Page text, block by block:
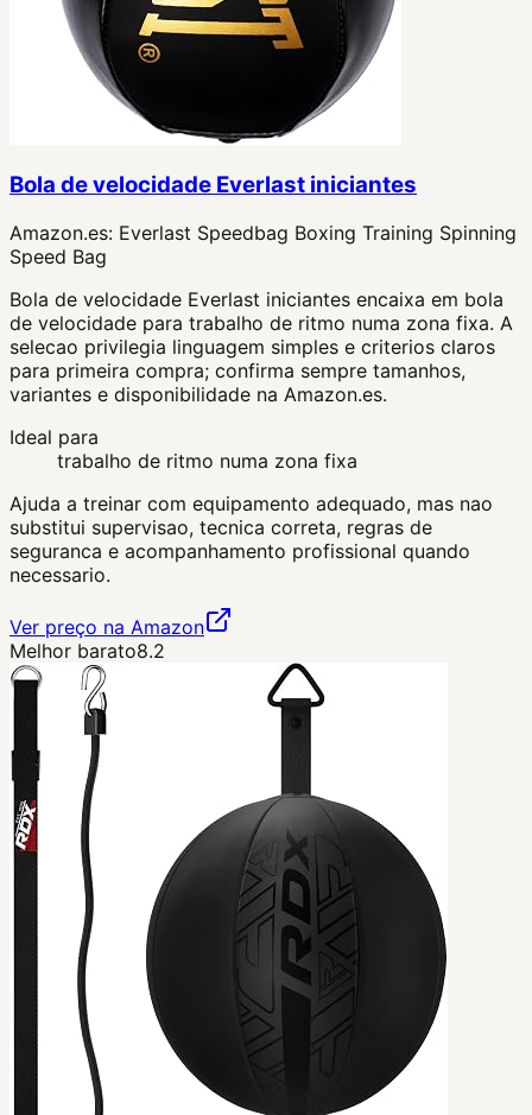
Bola de velocidade Everlast iniciantes
Amazon.es: Everlast Speedbag Boxing Training Spinning
Speed Bag
Bola de velocidade Everlast iniciantes encaixa em bola
de velocidade para trabalho de ritmo numa zona fixa. A
selecao privilegia linguagem simples e criterios claros
para primeira compra; confirma sempre tamanhos,
variantes e disponibilidade na Amazon.es.
Ideal para
trabalho de ritmo numa zona fixa
Ajuda a treinar com equipamento adequado, mas nao
substitui supervisao, tecnica correta, regras de
seguranca e acompanhamento profissional quando
necessario.
Ver preço na Amazon
Melhor barato8.2